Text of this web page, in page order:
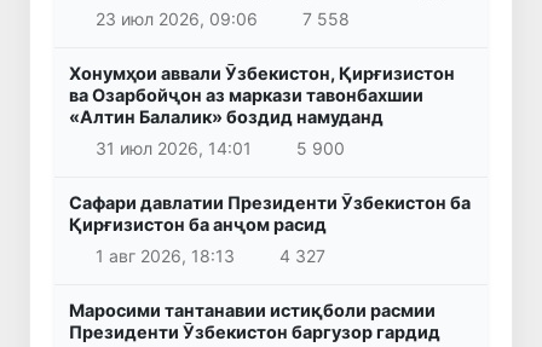
23 июл 2026, 09:06
7 558
Хонумҳои аввали Ӯзбекистон, Қирғизистон
ва Озарбойҷон аз маркази тавонбахшии
«Алтин Балалик» боздид намуданд
31 июл 2026, 14:01
5 900
Сафари давлатии Президенти Ӯзбекистон ба
Қирғизистон ба анҷом расид
1 авг 2026, 18:13
4 327
Маросими тантанавии истиқболи расмии
Президенти Ӯзбекистон баргузор гардид